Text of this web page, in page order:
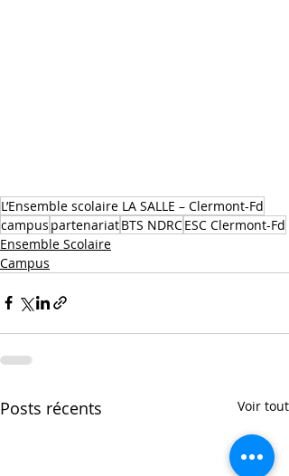
L’Ensemble scolaire LA SALLE – Clermont-Fd
campus partenariatBTS NDRCESC Clermont-Fd
Ensemble Scolaire
Campus
Posts récents Voir tout